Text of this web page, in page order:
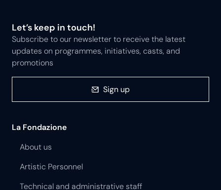
Let’s keep in touch!
Subscribe to our newsletter to receive the latest
updates on programmes, initiatives, casts, and
promotions
Sign up
La Fondazione
About us
Artistic Personnel
Technical and administrative staff